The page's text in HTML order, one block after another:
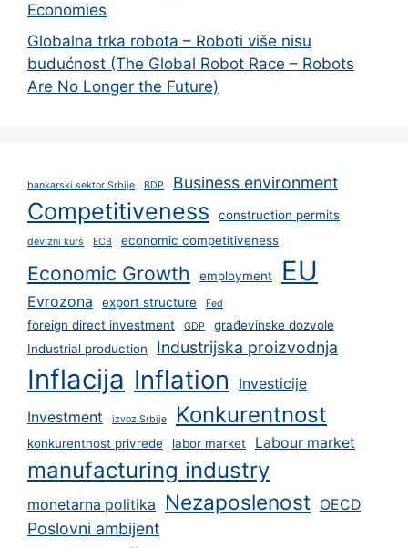
Economies
Globalna trka robota – Roboti više nisu
budućnost (The Global Robot Race – Robots
Are No Longer the Future)
bankarski sektor Srbije BDP Business environment
Competitiveness construction permits
devizni kurs ECB economic competitiveness
Economic Growth employment EU
Evrozona export structure Fed
foreign direct investment GDP
građevinske dozvole
Industrial production
Industrijska proizvodnja
Inflacija Inflation
Investicije
Investment
izvoz Srbije Konkurentnost
konkurentnost privrede labor market Labour market
manufacturing industry
monetarna politika Nezaposlenost OECD
Poslovni ambijent